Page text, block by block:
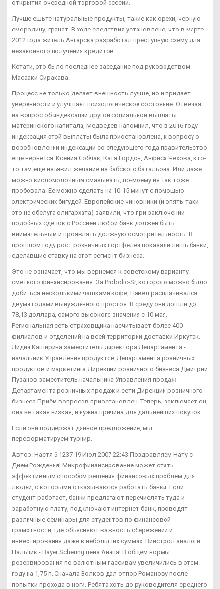
открытия очередной торговой сессии.
Лучше ешьте натуральные продукты, такие как орехи, черную
смородину, гранат. В ходе следствия установлено, что в марте
2012 года житель Ангарска разработал преступную схему для
незаконного получения кредитов.
Кстати, это было последнее заседание под руководством
Масааки Сиракава.
Процесс не только делает внешность лучше, но и придает
уверенности и улучшает психологическое состояние. Отвечая
на вопрос об индексации другой социальной выплаты —
материнского капитала, Медведев напомнил, что в 2016 году
индексация этой выплаты была приостановлена, к вопросу о
возобновлении индексации со следующего года правительство
еще вернется. Ксения Собчак, Катя Гордон, Анфиса Чехова, кто-
то там еще изъявил желание из бабского батальона. Или даже
можно кисломолочным смазывать, по-моему ия так тоже
пробовала. Ее можно сделать на 10-15 минут с помощью
электрических бигудей. Европейские чиновники (и опять-таки
это не обслуга олигархата) заявили, что при заключении
подобных сделок с Россией любой банк должен быть
внимательным и проявлять должную осмотрительность. В
прошлом году рост розничных портфелей показали лишь банки,
сделавшие ставку на этот сегмент бизнеса.
Это не означает, что мы вернемся к советскому варианту
сметного финансирования. За Probolic-Sr, которого можно было
добиться несколькими чашками кофе, Павел расплачивался
двумя годами вынужденного простоя. В среду они дошли до
78,13 доллара, самого высокого значения с 10 мая.
Региональная сеть страховщика насчитывает более 400
филиалов и отделений на всей территории доставки Иркутск.
Лидия Каширина заместитель директора Департамента -
начальник Управления продуктов Департамента розничных
продуктов и маркетинга Дирекции розничного бизнеса Дмитрий
Пузанов заместитель начальника Управления продаж
Департамента розничных продаж и сети Дирекции розничного
бизнеса Приём вопросов приостановлен. Теперь, заключает он,
она не такая низкая, и нужна причина для дальнейших покупок.
Если они поддержат данное предложение, мы
переформатируем турнир.
Автор: Настя 6 1237 19 Июл 2007 22:43 Поздравляем Нату с
Днем Рождения! Микрофинансирование может стать
эффективным способом решения финансовых проблем для
людей, с которыми отказываются работать банки. Если
студент работает, банки предлагают перечислять туда и
заработную плату, подключают интернет-банк, проводят
различные семинары для студентов по финансовой
грамотности, где объясняют важность сбережений и
инвестирования даже в небольших суммах. Винстрол аналоги
Нальчик - Bayer Schering цена Анапа! В общем нормы
резервирования по валютным пассивам увеличились в этом
году на 1,75 п. Сначала Волков дал отпор Романову после
попытки прохода в ноги. Ребята хоть до руководителя среднего